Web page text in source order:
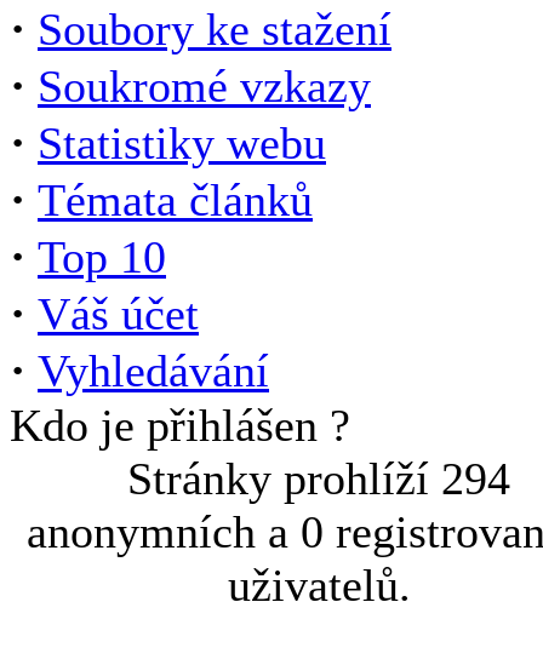
· Soubory ke stažení
· Soukromé vzkazy
· Statistiky webu
· Témata článků
· Top 10
· Váš účet
· Vyhledávání
Kdo je přihlášen ?
Stránky prohlíží 294
anonymních a 0
uživatelů.